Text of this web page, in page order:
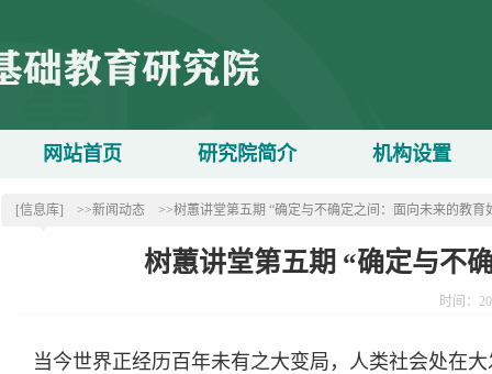
网站首页 研究院简介 机构设置
[信息库] >>新闻动态 >>树蕙讲堂第五期 “确定与不确定之间：面向未来的教育
树蕙讲堂第五期 “确定与不
时间：
当今世界正经历百年未有之大变局，人类社会处在